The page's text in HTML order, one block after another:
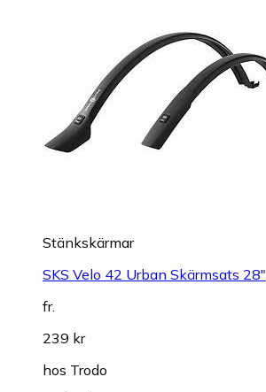
Stänkskärmar
SKS Velo 42 Urban Skärmsats 28"
fr.
239 kr
hos Trodo